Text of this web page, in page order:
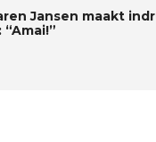
Jansen maakt